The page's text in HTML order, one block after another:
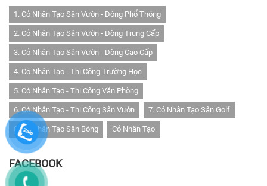
1. Cỏ Nhân Tạo Sân Vườn - Dòng Phổ Thông
2. Cỏ Nhân Tạo Sân Vườn - Dòng Trung Cấp
3. Cỏ Nhân Tạo Sân Vườn - Dòng Cao Cấp
4. Cỏ Nhân Tạo - Thi Công Trường Học
5. Cỏ Nhân Tạo - Thi Công Văn Phòng
6. Cỏ Nhân Tạo - Thi Công Sân Vườn 7. Cỏ Nhân Tạo Sân Golf
8. Cỏ Nhân Tạo Sân Bóng Cỏ Nhân Tạo
FACEBOOK